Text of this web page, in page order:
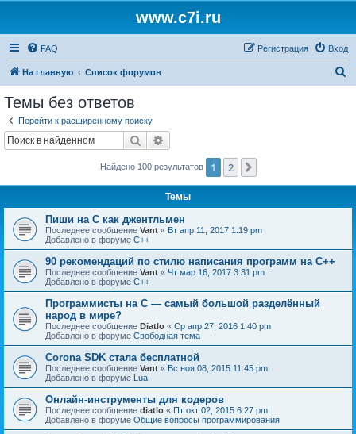
www.c7i.ru
FAQ Вход
Регистрация
На главную Список форумов
Темы без ответов
Перейти к расширенному поиску
Поиск
Найдено 100 результатов 1 2
Темы
Пиши на C как джентльмен
Последнее сообщение Vant « Вт апр 11, 2017 1:19 pm
Добавлено в форуме C++
90 рекомендаций по стилю написания программ на C++
Последнее сообщение Vant « Чт мар 16, 2017 3:31 pm
Добавлено в форуме C++
Программисты на C — самый большой разделённый
народ в мире?
Последнее сообщение Diatlo « Ср апр 27, 2016 1:40 pm
Добавлено в форуме Свободная тема
Corona SDK стала бесплатной
Последнее сообщение Vant « Вс ноя 08, 2015 11:45 pm
Добавлено в форуме Lua
Онлайн-инструменты для кодеров
Последнее сообщение diatlo « Пт окт 02, 2015 6:27 pm
Добавлено в форуме Общие вопросы программирования